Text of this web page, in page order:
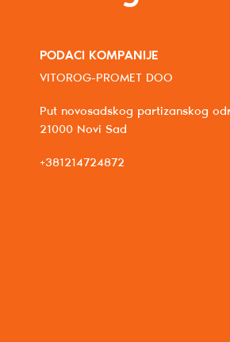
PODACI KOMPANIJE
VITOROG-PROMET DOO
Put novosadskog partizanskog
21000 Novi Sad
+381214724872